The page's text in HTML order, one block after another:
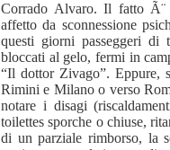
Corrado Alvaro. Il fatto Ã¨
affetto da sconnessione
questi giorni passeggeri di
bloccati al gelo, fermi in
“Il dottor Zivago”. Eppure,
Rimini e Milano o verso
notare i disagi
toilettes sporche o chiuse,
di un parziale rimborso, la